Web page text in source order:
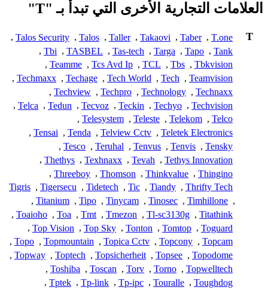
العلامات التجارية الأخرى التي تبدأ بـ "T"
T
T.one
,
Taber
,
Takaovi
,
Taller
,
Talos
,
Talos Security
,
Tank
,
Tapo
,
Targa
,
Tas-tech
,
TASBEL
,
Tbi
,
Tbkvision
,
Tbs
,
TCL
,
Tcs Avd Ip
,
Teamme
,
Teamvision
,
Tech
,
Tech World
,
Techage
,
Techmaxx
,
Technaxx
,
Technology
,
Techpro
,
Techview
,
Techvision
,
Techyo
,
Teckin
,
Tecvoz
,
Tedun
,
Telca
,
Telco
,
Telekom
,
Teleste
,
Telesystem
,
Teletek Electronics
,
Telview Cctv
,
Tenda
,
Tensai
,
Tensky
,
Tenvis
,
Tenvus
,
Teruhal
,
Tesco
,
Tethys Innovation
,
Tevah
,
Texhnaxx
,
Thethys
,
Thingino
,
Thinkvalue
,
Thomson
,
Threeboy
,
Thrifty Tech
,
Tiandy
,
Tic
,
Tidetech
,
Tigersecu
,
Tigris
,
Timhillone
,
Tinosec
,
Tinycam
,
Tipo
,
Titanium
,
Titathink
,
Tl-sc3130g
,
Tmezon
,
Tmt
,
Toa
,
Toaioho
,
Toguard
,
Tomtop
,
Tonton
,
Top Sky
,
Top Vision
,
Topcam
,
Topcony
,
Topica Cctv
,
Topmountain
,
Topo
,
Topodome
,
Topsee
,
Topsicherheit
,
Toptech
,
Topway
,
Topwelltech
,
Torno
,
Torv
,
Toscan
,
Toshiba
,
Toughdog
,
Touralle
,
Tp-ipc
,
Tp-link
,
Tptek
,